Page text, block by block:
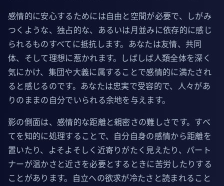
感情的に安心するためには自由と空間が必要で、しがみ
つくような、独占的な、あるいは月並みに依存的に感じ
られるものすべてに抵抗します。あなたは友情、共同
体、そして理想に惹かれます。しばしば人類全体を深く
気にかけ、集団や大義に属することで感情的に満たされ
ると感じるのです。あなたは忠実で受容的で、人々があ
りのままの自分でいられる余地を与えます。
影の側面は、感情的な距離と親密さの難しさです。すべ
てを知的に処理することで、自分自身の感情から距離を
置いたり、よそよそしく近寄りがたく見えたり、パート
ナーが温かさと近さを必要とするときに苦労したりする
ことがあります。自立への欲求が冷たさと読まれること